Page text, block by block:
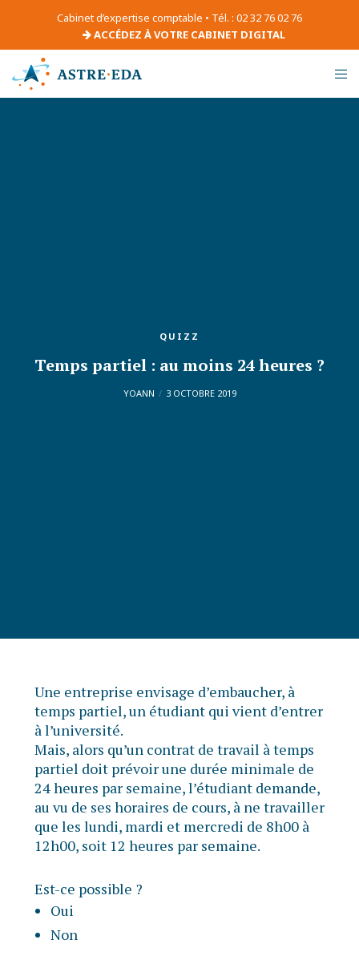
Cabinet d’expertise comptable • Tél. : 02 32 76 02 76
ACCÉDEZ À VOTRE CABINET DIGITAL
QUIZZ
Temps partiel : au moins 24 heures ?
YOANN 3 OCTOBRE 2019
Une entreprise envisage d’embaucher, à
temps partiel, un étudiant qui vient d’entrer
à l’université.
Mais, alors qu’un contrat de travail à temps
partiel doit prévoir une durée minimale de
24 heures par semaine, l’étudiant demande,
au vu de ses horaires de cours, à ne travailler
que les lundi, mardi et mercredi de 8h00 à
12h00, soit 12 heures par semaine.
Est-ce possible ?
Oui
Non